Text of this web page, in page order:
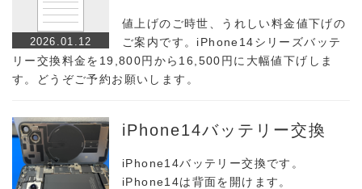
2026.01.12
値上げのご時世、うれしい料金値下げの
ご案内です。iPhone14シリーズバッテ
リー交換料金を19,800円から16,500円に大幅値下げしま
す。どうぞご予約お願いします。
iPhone14バッテリー交換
iPhone14バッテリー交換です。
iPhone14は背面を開けます。